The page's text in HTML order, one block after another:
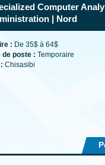
Computer
| Nord
: De 35$ à 64$
de poste : Temporaire
Chisasibi